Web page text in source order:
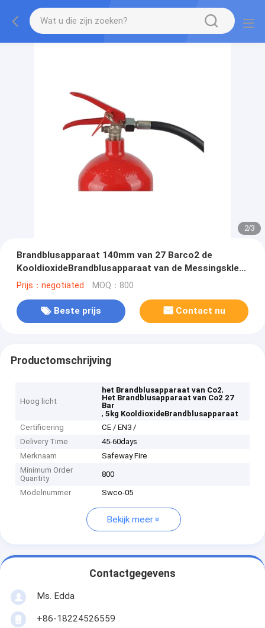
2/3
Brandblusapparaat 140mm van 27 Barco2 de
KooldioxideBrandblusapparaat van de Messingsklep
5kg
Prijs：negotiated MOQ：800
Beste prijs Contact nu
Productomschrijving
Hoog licht
het Brandblusapparaat van Co2,
Het Brandblusapparaat van Co2 27
Bar
,5kg KooldioxideBrandblusapparaat
Certificering
CE / EN3 /
Delivery Time
45-60days
Merknaam
Safeway Fire
Minimum Order
Quantity
800
Modelnummer Swco-05
Bekijk meer
Contactgegevens
Ms. Edda
+86-18224526559